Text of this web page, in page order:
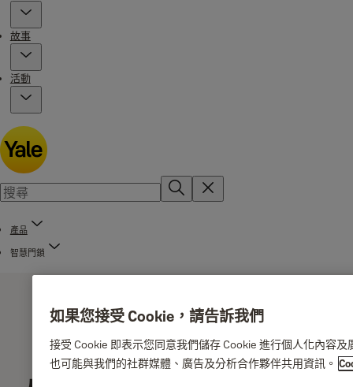
故事
活動
產品
智慧門鎖
如果您接受 Cookie，請告訴我們
接受 Cookie 即表示您同意我們儲存 Cookie 進行個人化內容
也可能與我們的社群媒體、廣告及分析合作夥伴共用資訊。